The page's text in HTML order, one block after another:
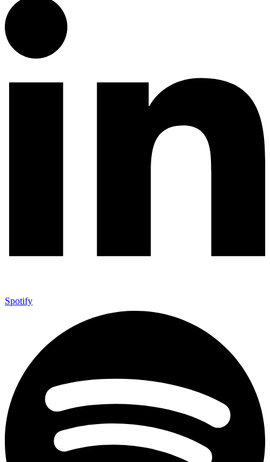
Spotify